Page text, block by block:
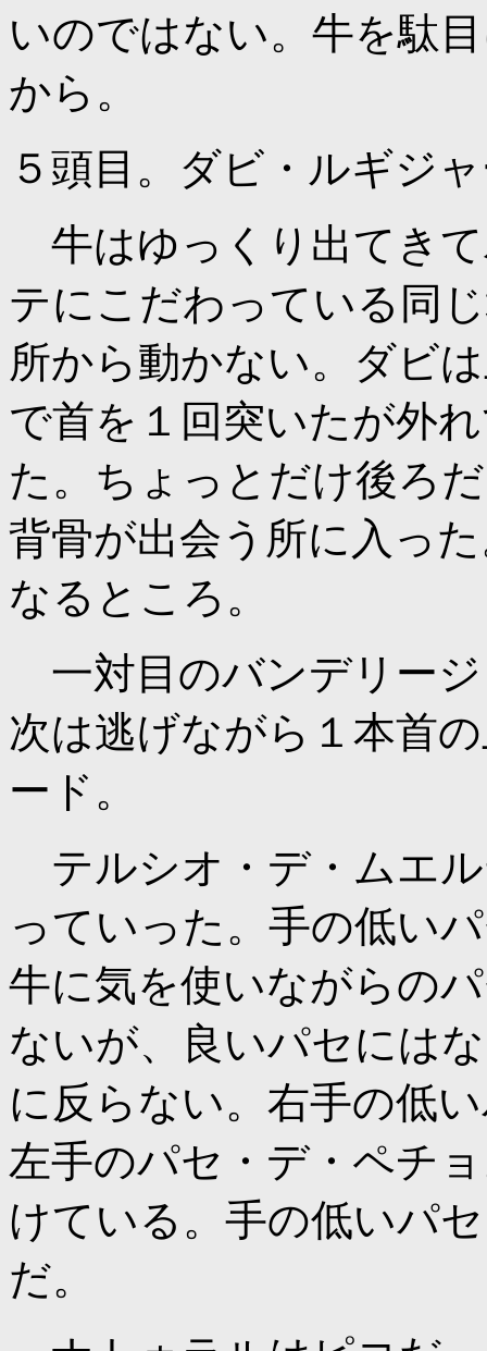
いのではない。牛を駄
から。
５頭目。ダビ・ルギジ
牛はゆっくり出てき
テにこだわっている同
所から動かない。ダビ
で首を１回突いたが外
た。ちょっとだけ後ろ
背骨が出会う所に入っ
なるところ。
一対目のバンデリージ
次は逃げながら１本首
ード。
テルシオ・デ・ムエ
っていった。手の低い
牛に気を使いながらの
ないが、良いパセには
に反らない。右手の低
左手のパセ・デ・ペチ
けている。手の低いパ
だ。